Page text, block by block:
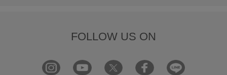
FOLLOW US ON